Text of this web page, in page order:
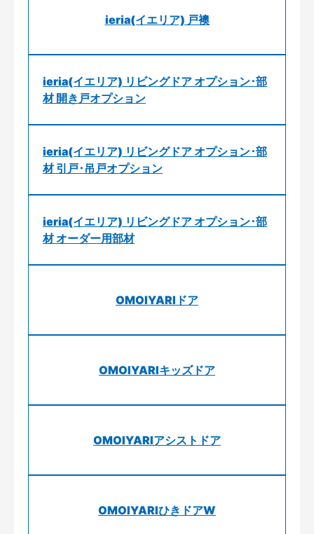
ieria(イエリア) 戸襖
ieria(イエリア) リビングドア オプション･部
材 開き戸オプション
ieria(イエリア) リビングドア オプション･部
材 引戸･吊戸オプション
ieria(イエリア) リビングドア オプション･部
材 オーダー用部材
OMOIYARIドア
OMOIYARIキッズドア
OMOIYARIアシストドア
OMOIYARIひきドアW